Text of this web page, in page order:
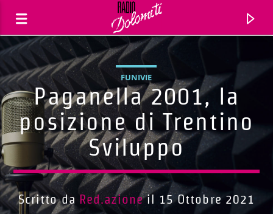
FUNIVIE
Paganella 2001, la
posizione di Trentino
Sviluppo
Scritto da Red.azioneil 15 Ottobre 2021